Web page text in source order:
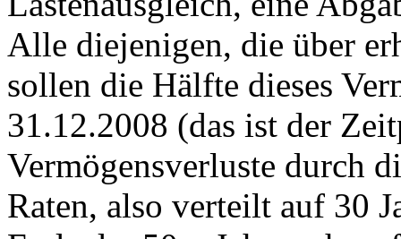
Alle diejenigen, die über
sollen die Hälfte dieses
31.12.2008 (das ist der
Vermögensverluste durch
Raten, also verteilt auf 30